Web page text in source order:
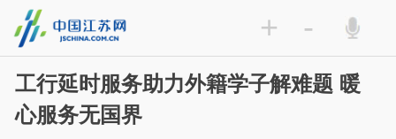
+ -
工行延时服务助力外籍学子解难题 暖
心服务无国界